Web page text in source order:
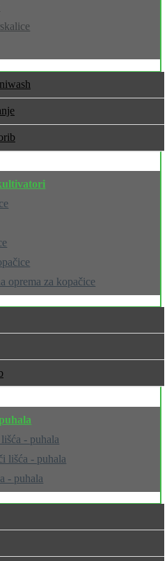
oprema za kopačice
- puhala
lišća - puhala
- puhala